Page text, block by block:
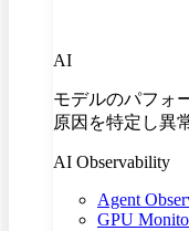
AI
モデルのパフォ
原因を特定し異
AI Observability
Agent
GPU